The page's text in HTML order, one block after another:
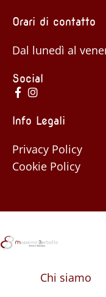
Orari di contatto
Dal lunedì al
Social
Info Legali
Privacy Policy
Cookie Policy
Chi siamo